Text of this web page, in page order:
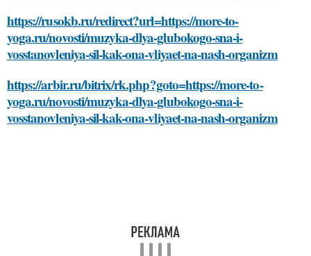
https://rusokb.ru/redirect?url=https://more-to-
yoga.ru/novosti/muzyka-dlya-glubokogo-sna-i-
vosstanovleniya-sil-kak-ona-vliyaet-na-nash-organizm
https://arbir.ru/bitrix/rk.php?goto=https://more-to-
yoga.ru/novosti/muzyka-dlya-glubokogo-sna-i-
vosstanovleniya-sil-kak-ona-vliyaet-na-nash-organizm